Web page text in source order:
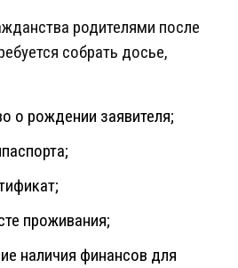
родителями после
собрать досье,
о рождении заявителя;
проживания;
наличия финансов для